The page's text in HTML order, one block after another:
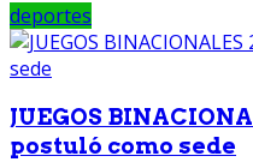
deportes
JUEGOS
postuló como sede